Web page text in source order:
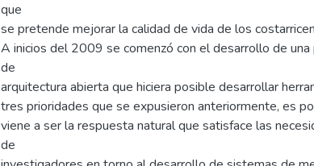
que
se pretende mejorar la calidad de vida de los
A inicios del 2009 se comenzó con el desarrollo de
de
arquitectura abierta que hiciera posible desarrollar
tres prioridades que se expusieron anteriormente, es
viene a ser la respuesta natural que satisface las
de